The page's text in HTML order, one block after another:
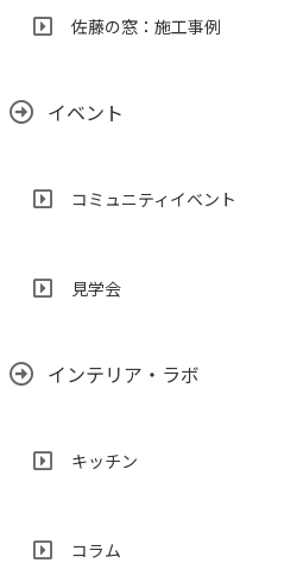
佐藤の窓：施工事例
イベント
コミュニティイベント
見学会
インテリア・ラボ
キッチン
コラム